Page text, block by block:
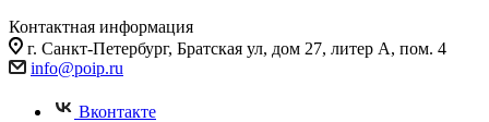
Контактная информация
г. Санкт-Петербург, Братская ул, дом 27, литер А, пом. 4
info@poip.ru
Вконтакте